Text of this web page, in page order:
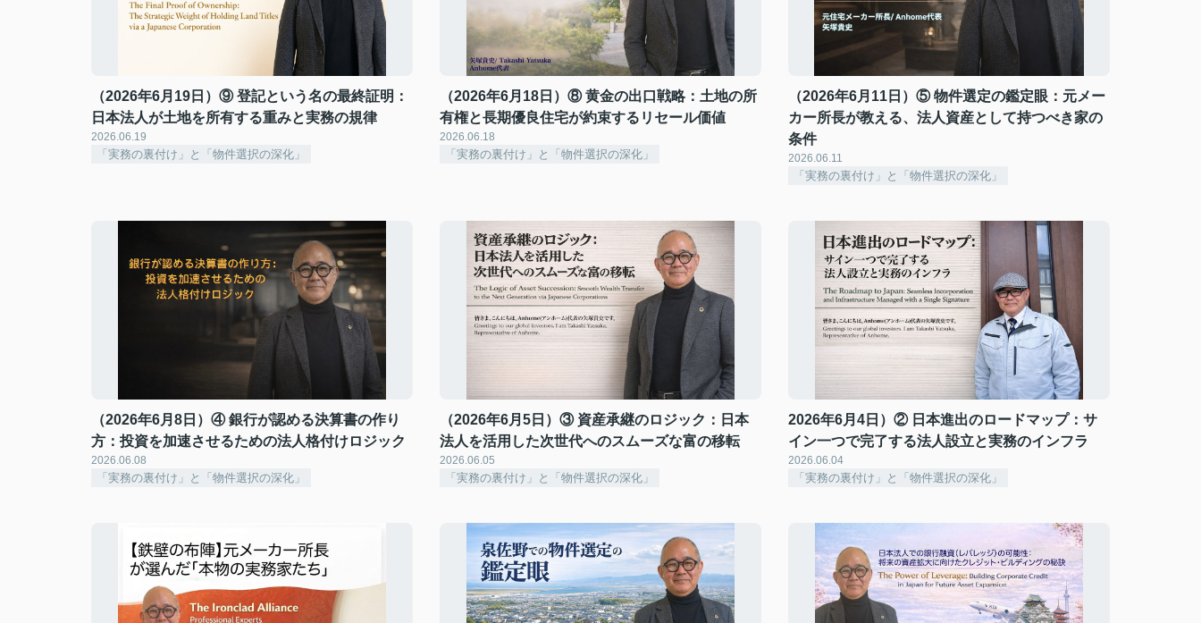
（2026年6月19日）⑨ 登記という名の最終証明：
日本法人が土地を所有する重みと実務の規律
2026.06.19
「実務の裏付け」と「物件選択の深化」
（2026年6月18日）⑧ 黄金の出口戦略：土地の所
有権と長期優良住宅が約束するリセール価値
2026.06.18
「実務の裏付け」と「物件選択の深化」
（2026年6月11日）⑤ 物件選定の鑑定眼：元メー
カー所長が教える、法人資産として持つべき家の
条件
2026.06.11
「実務の裏付け」と「物件選択の深化」
（2026年6月8日）④ 銀行が認める決算書の作り
方：投資を加速させるための法人格付けロジック
2026.06.08
「実務の裏付け」と「物件選択の深化」
（2026年6月5日）③ 資産承継のロジック：日本
法人を活用した次世代へのスムーズな富の移転
2026.06.05
「実務の裏付け」と「物件選択の深化」
2026年6月4日）② 日本進出のロードマップ：サ
イン一つで完了する法人設立と実務のインフラ
2026.06.04
「実務の裏付け」と「物件選択の深化」